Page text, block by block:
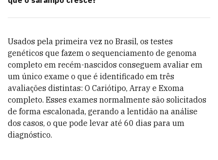
Usados pela primeira vez no Brasil, os testes
genéticos que fazem o sequenciamento de genoma
completo em recém-nascidos conseguem avaliar em
um único exame o que é identificado em três
avaliações distintas: O Cariótipo, Array e Exoma
completo. Esses exames normalmente são solicitados
de forma escalonada, gerando a lentidão na análise
dos casos, o que pode levar até 60 dias para um
diagnóstico.